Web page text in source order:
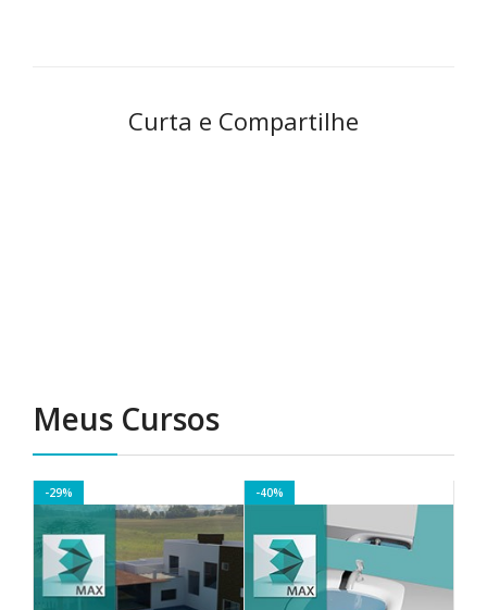
Curta e Compartilhe
Meus Cursos
-29% -40%